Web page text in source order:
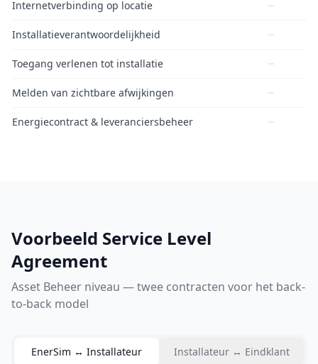
Internetverbinding op locatie
Installatieverantwoordelijkheid
Toegang verlenen tot installatie
Melden van zichtbare afwijkingen
Energiecontract & leveranciersbeheer
Voorbeeld Service Level
Agreement
Asset Beheer niveau — twee contracten voor het back-
to-back model
EnerSim ↔ Installateur Installateur ↔ Eindklant